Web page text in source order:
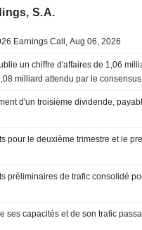
S.A.
Earnings Call, Aug 06, 2026
un chiffre d'affaires de 1,06
milliard attendu par le
d'un troisième dividende,
pour le deuxième trimestre et le
préliminaires de trafic consolidé
ses capacités et de son trafic